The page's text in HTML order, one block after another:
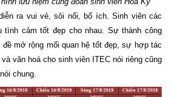
ra vui vẻ, sôi nổi, bổ ích. Sinh viên các
tình cảm tốt đẹp cho nhau. Sự thành công
mở rộng mối quan hệ tốt đẹp, sự hợp tác
văn hoá cho sinh viên ITEC nói riêng cũng
chung.